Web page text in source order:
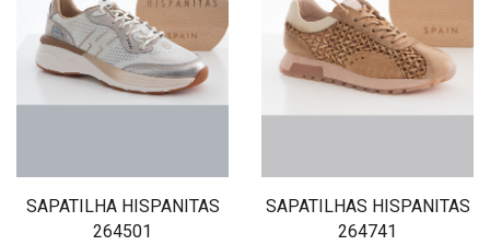
SAPATILHA HISPANITAS
264501
SAPATILHAS HISPANITAS
264741